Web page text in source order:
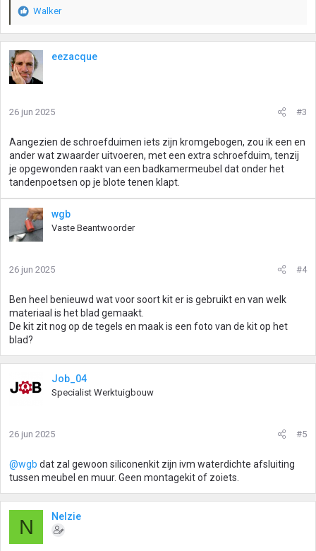
W
a
r
d
e
n
e
n
Walker
eezacque
26 jun 2025 #3
Aangezien de schroefduimen iets zijn kromgebogen, zou ik een en
ander wat zwaarder uitvoeren, met een extra schroefduim, tenzij
je opgewonden raakt van een badkamermeubel dat onder het
tandenpoetsen op je blote tenen klapt.
wgb
Vaste Beantwoorder
26 jun 2025 #4
Ben heel benieuwd wat voor soort kit er is gebruikt en van welk
materiaal is het blad gemaakt.
De kit zit nog op de tegels en maak is een foto van de kit op het
blad?
Job_04
Specialist Werktuigbouw
26 jun 2025 #5
@wgb dat zal gewoon siliconenkit zijn ivm waterdichte afsluiting
tussen meubel en muur. Geen montagekit of zoiets.
N Nelzie